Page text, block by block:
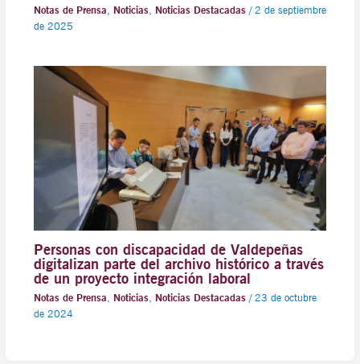
Notas de Prensa, Noticias, Noticias Destacadas/ 2 de septiembre
de 2025
Personas con discapacidad de Valdepeñas
digitalizan parte del archivo histórico a través
de un proyecto integración laboral
Notas de Prensa, Noticias, Noticias Destacadas/ 23 de octubre
de 2024